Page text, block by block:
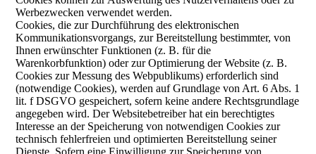
Werbezwecken verwendet werden.
Cookies, die zur Durchführung des elektronischen
Kommunikationsvorgangs, zur Bereitstellung bestimmter, von
Ihnen erwünschter Funktionen (z. B. für die
Warenkorbfunktion) oder zur Optimierung der Website (z. B.
Cookies zur Messung des Webpublikums) erforderlich sind
(notwendige Cookies), werden auf Grundlage von Art. 6 Abs. 1
lit. f DSGVO gespeichert, sofern keine andere Rechtsgrundlage
angegeben wird. Der Websitebetreiber hat ein berechtigtes
Interesse an der Speicherung von notwendigen Cookies zur
technisch fehlerfreien und optimierten Bereitstellung seiner
Dienste. Sofern eine Einwilligung zur Speicherung von